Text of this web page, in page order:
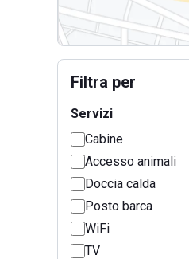
Filtra per
Servizi
Cabine
Accesso animali
Doccia calda
Posto barca
WiFi
TV